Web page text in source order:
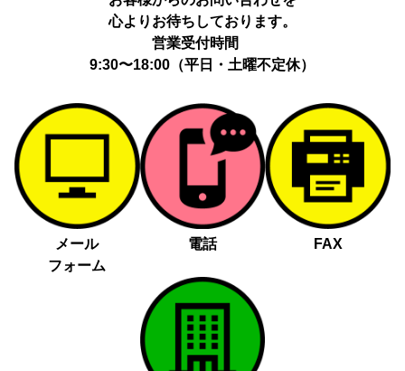
提供先：広告配信事業者（例：Google LLC等）。
個人情報の取り扱いに関する契約：提供先と個人情報取扱い契約
（目的外利用禁止、再提供制限、安全管理措置等）を締結していま
お客様の個人情報は、以下掲げる場合以外に、事前にご本人の同意
無く第三者に提供することはありません。
法令に基づく場合
人の生命、身体又は財産の保護にために必要がある場合であっ
て、本人の同意を得る事が困難であるとき
公衆衛生の向上又は児童の健全な育成の推進のために特に必要
がある場合であって、本人の同意を得る事が困難であるとき
国の機関若しくは地方公共団体又はその委託を受けた者が法令
の定める事務を遂行することに対して協力する必要がある場合
であって、本人の同意を得ることによって当該事務の遂行に支
障を及ぼすおそれがあるとき
心よりお待ちしております。
営業受付時間
9:30〜18:00（平日・土曜不定休）
メール
フォーム
電話 FAX